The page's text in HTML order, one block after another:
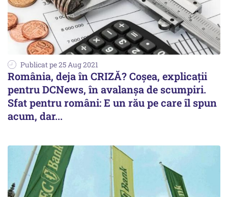
Publicat pe 25 Aug 2021
România, deja în CRIZĂ? Coșea, explicații
pentru DCNews, în avalanșa de scumpiri.
Sfat pentru români: E un rău pe care îl spun
acum, dar...